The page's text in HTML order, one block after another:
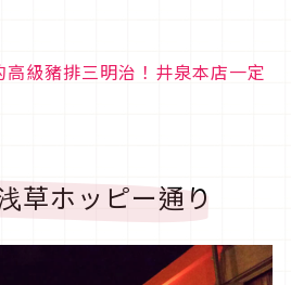
級豬排三明治！井泉本店一定
草ホッピー通り